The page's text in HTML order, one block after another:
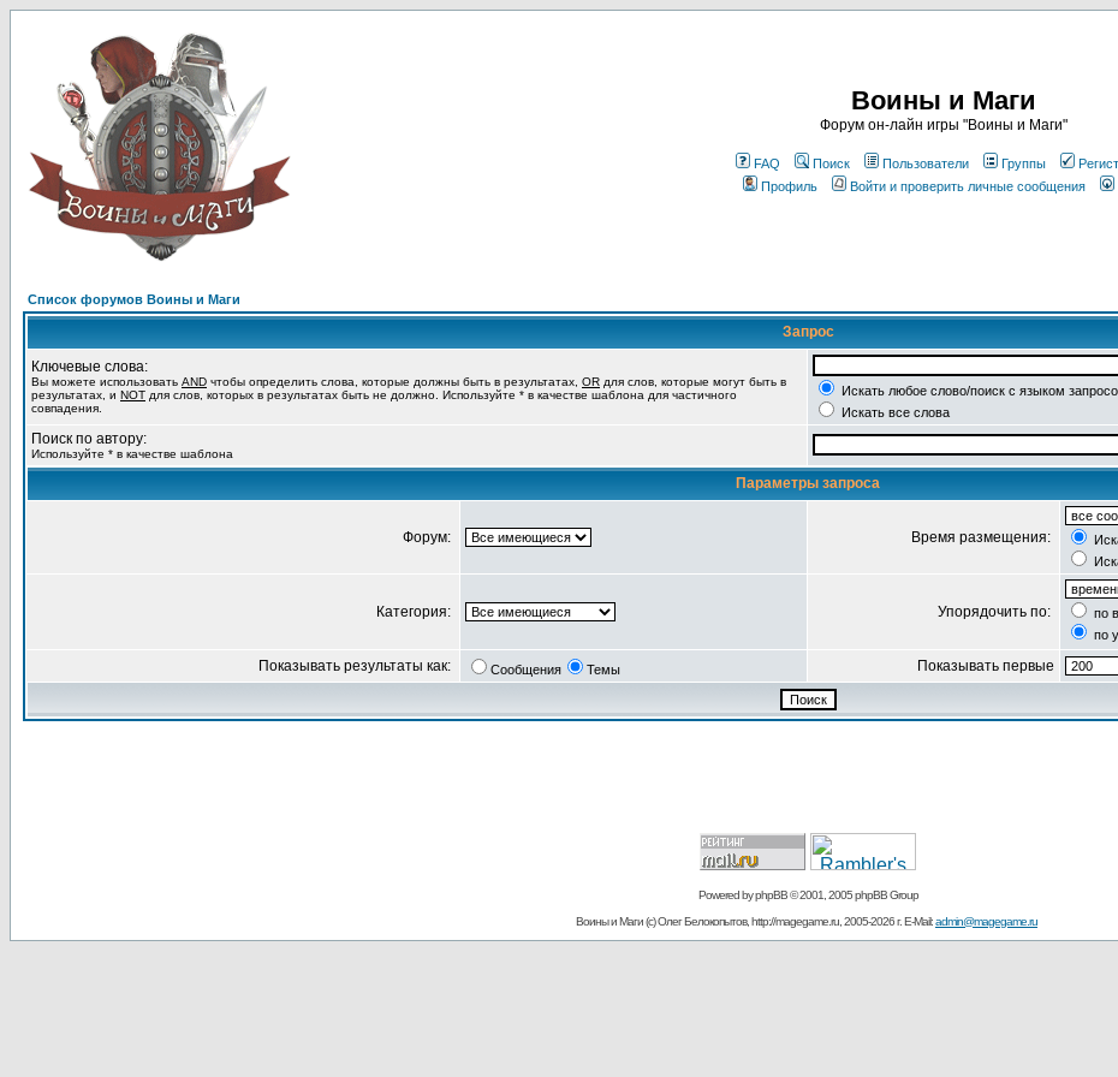
Воины и Маги
Форум он-лайн игры "Воины и Маги"
FAQ Поиск Пользователи Группы
Профиль
Войти и проверить личные сообщения
Список форумов Воины и Маги
Запрос
Ключевые слова:
Вы можете использовать AND чтобы определить слова, которые должны быть в результатах, OR для слов, которые могут быть в
результатах, и NOT для слов, которых в результатах быть не должно. Используйте * в качестве шаблона для частичного
совпадения.
Искать любое слово/поиск с языком
Искать все слова
Поиск по автору:
Используйте * в качестве шаблона
Параметры запроса
Форум: Время размещения:
Категория: Упорядочить по:
по
по
Показывать результаты как: Сообщения Темы Показывать первые
Powered byphpBB© 2001, 2005 phpBB Group
Воины и Маги (c) Олег Белокопытов, http://magegame.ru, 2005-2026 г. E-Mail:admin@magegame.ru